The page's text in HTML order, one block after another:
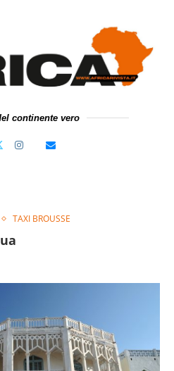
continente vero
TAXI BROUSSE